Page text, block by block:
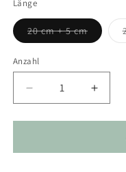
Länge
20 cm + 5 cmVariante
Anzahl
Verringere
die
Menge
Fußkettchen
Erhöhe
die